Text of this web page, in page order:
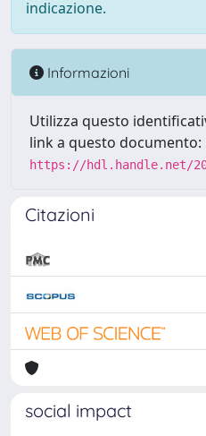
indicazione.
Informazioni
Utilizza questo
link a questo documento:
https://hdl.handle.net/
Citazioni
social impact